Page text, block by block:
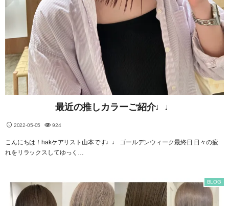
最近の推しカラーご紹介♩♩
2022-05-05 924
こんにちは！hakケアリスト山本です♩♩ ゴールデンウィーク最終日 日々の疲
れをリラックスしてゆっく…
BLOG